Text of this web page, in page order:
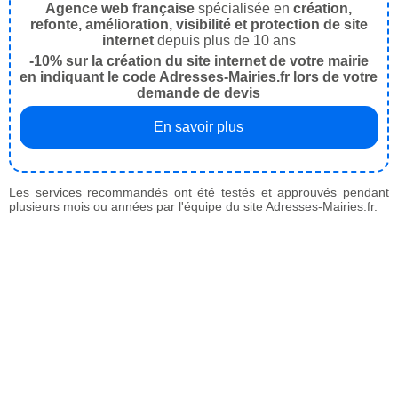
Agence web française spécialisée encréation,
refonte, amélioration, visibilité et protection de site
internet depuis plus de 10 ans
-10% sur la création du site internet de votre mairie
en indiquant le code Adresses-Mairies.fr lors de votre
demande de devis
En savoir plus
Les services recommandés ont été testés et approuvés pendant
plusieurs mois ou années par l'équipe du site Adresses-Mairies.fr.